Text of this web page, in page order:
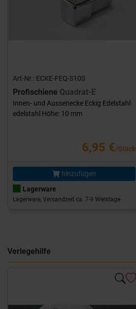
Art-Nr.: ECKE-FEQ-S100
Profischiene Quadrat-E
Innen- und Aussenecke Eckig Edelstahl
edelstahl Höhe: 10 mm
6,95 €/Stück
hinzufügen
Lagerware
Lagerware, Versandzeit ca. 7-9 Werktage
Verlegehilfe